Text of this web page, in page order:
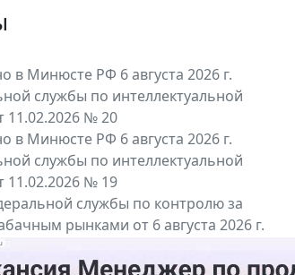
в Минюсте РФ 6 августа 2026 г.
службы по интеллектуальной
11.02.2026 № 20
в Минюсте РФ 6 августа 2026 г.
службы по интеллектуальной
11.02.2026 № 19
службы по контролю за
рынками от 6 августа 2026 г.
и импортёров алкогольной...